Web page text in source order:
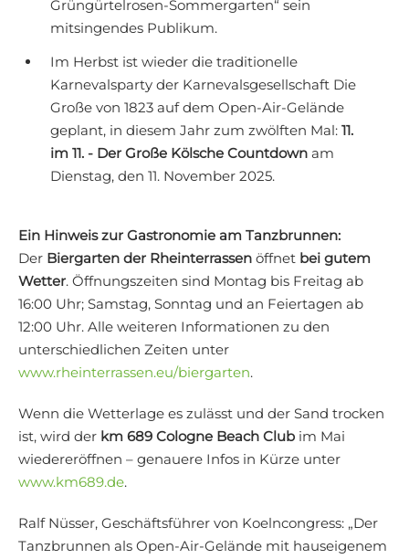
Grüngürtelrosen-Sommergarten“ sein
mitsingendes Publikum.
Im Herbst ist wieder die traditionelle
Karnevalsparty der Karnevalsgesellschaft Die
Große von 1823 auf dem Open-Air-Gelände
geplant, in diesem Jahr zum zwölften Mal: 11.
im 11. - Der Große Kölsche Countdown am
Dienstag, den 11. November 2025.
Ein Hinweis zur Gastronomie am Tanzbrunnen:
Der Biergarten der Rheinterrassen öffnet bei gutem
Wetter. Öffnungszeiten sind Montag bis Freitag ab
16:00 Uhr; Samstag, Sonntag und an Feiertagen ab
12:00 Uhr. Alle weiteren Informationen zu den
unterschiedlichen Zeiten unter
www.rheinterrassen.eu/biergarten.
Wenn die Wetterlage es zulässt und der Sand trocken
ist, wird der km 689 Cologne Beach Club im Mai
wiedereröffnen – genauere Infos in Kürze unter
www.km689.de.
Ralf Nüsser, Geschäftsführer von Koelncongress: „Der
Tanzbrunnen als Open-Air-Gelände mit hauseigenem